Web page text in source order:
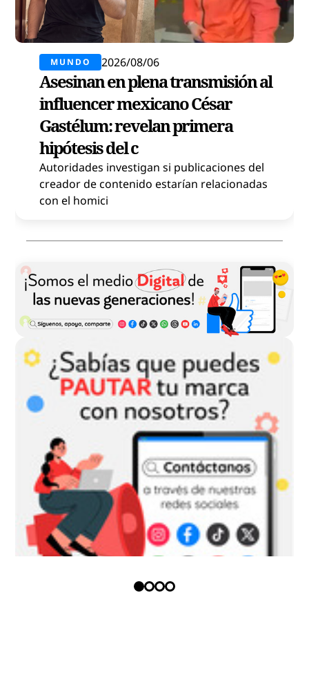
MUNDO 2026/08/06
Asesinan en plena transmisión al
influencer mexicano César
Gastélum: revelan primera
hipótesis del c
Autoridades investigan si publicaciones del
creador de contenido estarían relacionadas
con el homici